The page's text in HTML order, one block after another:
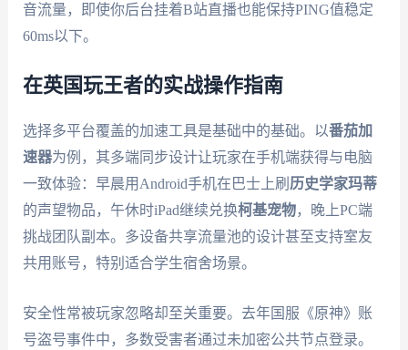
音流量，即使你后台挂着B站直播也能保持PING值稳定
60ms以下。
在英国玩王者的实战操作指南
选择多平台覆盖的加速工具是基础中的基础。以番茄加
速器为例，其多端同步设计让玩家在手机端获得与电脑
一致体验：早晨用Android手机在巴士上刷 历史学家玛蒂
的声望物品，午休时iPad继续兑换柯基宠物，晚上PC端
挑战团队副本。多设备共享流量池的设计甚至支持室友
共用账号，特别适合学生宿舍场景。
安全性常被玩家忽略却至关重要。去年国服《原神》账
号盗号事件中，多数受害者通过未加密公共节点登录。